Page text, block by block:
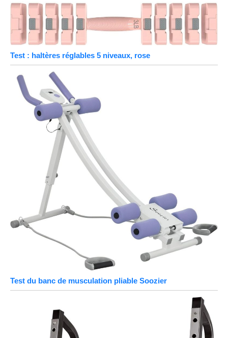
Test : haltères réglables 5 niveaux, rose
Test du banc de musculation pliable Soozier